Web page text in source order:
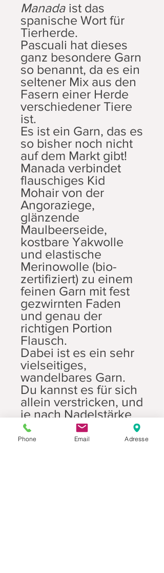
Manada ist das
spanische Wort für
Tierherde.
Pascuali hat dieses
ganz besondere Garn
so benannt, da es ein
seltener Mix aus den
Fasern einer Herde
verschiedener Tiere
ist.
Es ist ein Garn, das es
so bisher noch nicht
auf dem Markt gibt!
Manada verbindet
flauschiges Kid
Mohair von der
Angoraziege,
glänzende
Maulbeerseide,
kostbare Yakwolle
und elastische
Merinowolle (bio-
zertifiziert) zu einem
feinen Garn mit fest
gezwirnten Faden
und genau der
richtigen Portion
Flausch.
Dabei ist es ein sehr
vielseitiges,
wandelbares Garn.
Du kannst es für sich
allein verstricken, und
je nach Nadelstärke
ein dichtes, warmes
oder ein luftig-
Phone Email Adresse